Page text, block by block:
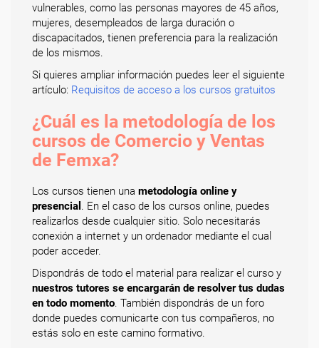
vulnerables, como las personas mayores de 45 años,
mujeres, desempleados de larga duración o
discapacitados, tienen preferencia para la realización
de los mismos.
Si quieres ampliar información puedes leer el siguiente
artículo: Requisitos de acceso a los cursos gratuitos
¿Cuál es la metodología de los
cursos de Comercio y Ventas
de Femxa?
Los cursos tienen una metodología online y
presencial . En el caso de los cursos online, puedes
realizarlos desde cualquier sitio. Solo necesitarás
conexión a internet y un ordenador mediante el cual
poder acceder.
Dispondrás de todo el material para realizar el curso y
nuestros tutores se encargarán de resolver tus dudas
en todo momento. También dispondrás de un foro
donde puedes comunicarte con tus compañeros, no
estás solo en este camino formativo.